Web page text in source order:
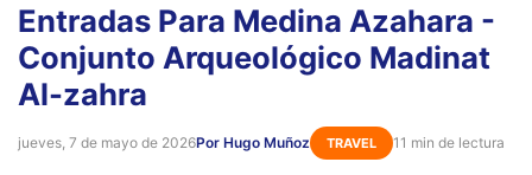
Entradas Para Medina Azahara -
Conjunto Arqueológico Madinat
Al-zahra
jueves, 7 de mayo de 2026Por Hugo Muñoz TRAVEL 11 min de lectura